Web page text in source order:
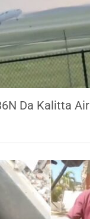
Da Kalitta Air